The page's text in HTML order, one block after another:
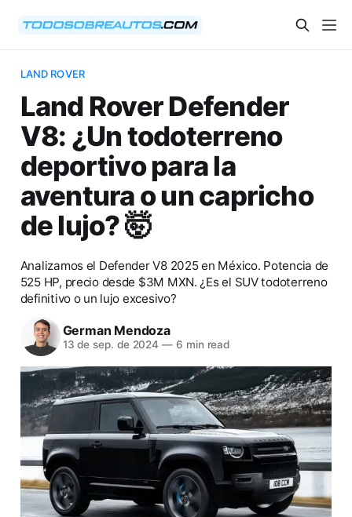
LAND ROVER
Land Rover Defender
V8: ¿Un todoterreno
deportivo para la
aventura o un capricho
de lujo? 🤯
Analizamos el Defender V8 2025 en México. Potencia de
525 HP, precio desde $3M MXN. ¿Es el SUV todoterreno
definitivo o un lujo excesivo?
German Mendoza
13 de sep. de 2024 — 6 min read